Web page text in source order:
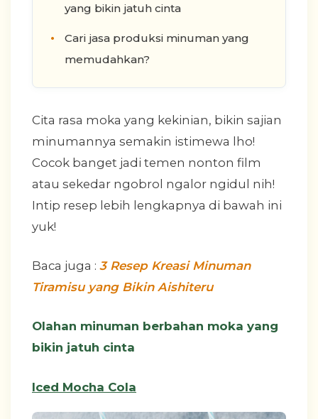
yang bikin jatuh cinta
Cari jasa produksi minuman yang
memudahkan?
Cita rasa moka yang kekinian, bikin sajian
minumannya semakin istimewa lho!
Cocok banget jadi temen nonton film
atau sekedar ngobrol ngalor ngidul nih!
Intip resep lebih lengkapnya di bawah ini
yuk!
Baca juga : 3 Resep Kreasi Minuman
Tiramisu yang Bikin Aishiteru
Olahan minuman berbahan moka yang
bikin jatuh cinta
Iced Mocha Cola